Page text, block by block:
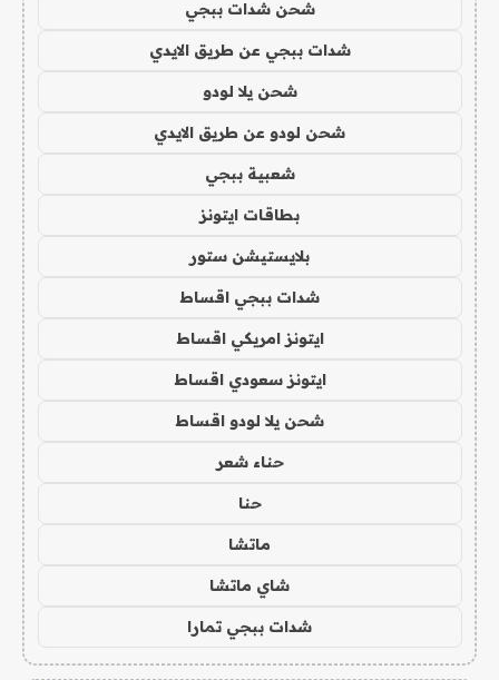
شحن شدات ببجي
شدات ببجي عن طريق الايدي
شحن يلا لودو
شحن لودو عن طريق الايدي
شعبية ببجي
بطاقات ايتونز
بلايستيشن ستور
شدات ببجي اقساط
ايتونز امريكي اقساط
ايتونز سعودي اقساط
شحن يلا لودو اقساط
حناء شعر
حنا
ماتشا
شاي ماتشا
شدات ببجي تمارا